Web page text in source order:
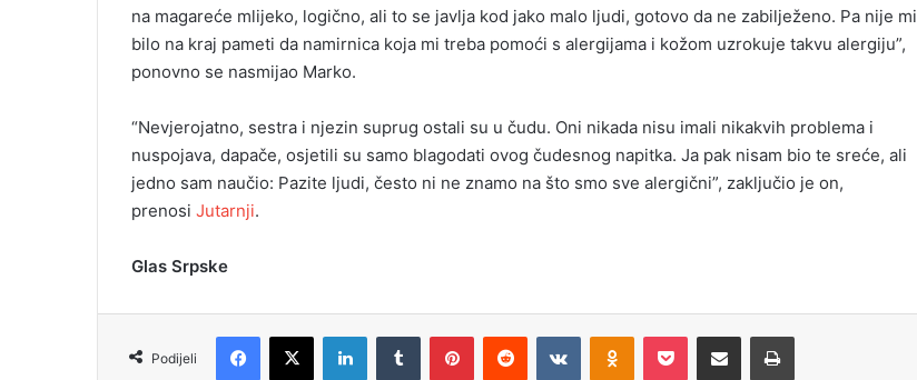
na magareće mlijeko, logično, ali to se javlja kod jako malo ljudi, gotovo da ne zabilježeno. Pa nije mi
bilo na kraj pameti da namirnica koja mi treba pomoći s alergijama i kožom uzrokuje takvu alergiju”,
ponovno se nasmijao Marko.
“Nevjerojatno, sestra i njezin suprug ostali su u čudu. Oni nikada nisu imali nikakvih problema i
nuspojava, dapače, osjetili su samo blagodati ovog čudesnog napitka. Ja pak nisam bio te sreće, ali
jedno sam naučio: Pazite ljudi, često ni ne znamo na što smo sve alergični”, zaključio je on,
prenosi Jutarnji.
Glas Srpske
Podijeli